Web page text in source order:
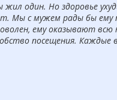
один. Но здоровье
Мы с мужем рады бы ему
ему оказывают
посещения.